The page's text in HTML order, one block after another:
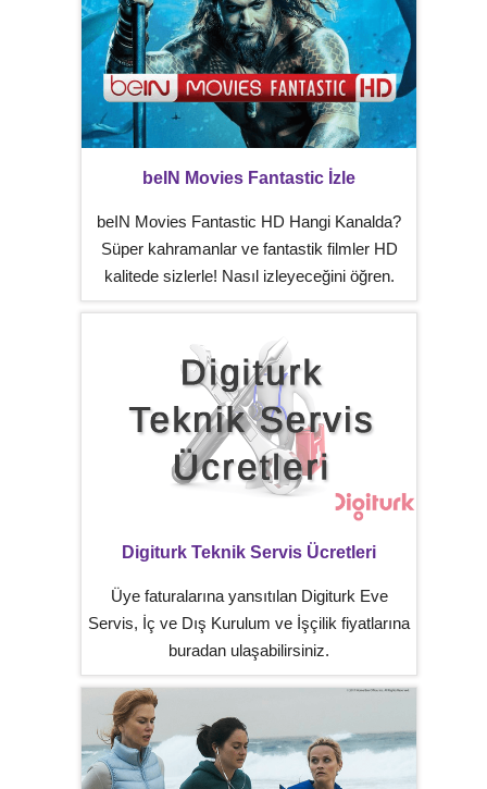
beIN Movies Fantastic İzle
beIN Movies Fantastic HD Hangi Kanalda?
Süper kahramanlar ve fantastik filmler HD
kalitede sizlerle! Nasıl izleyeceğini öğren.
Digiturk Teknik Servis Ücretleri
Üye faturalarına yansıtılan Digiturk Eve
Servis, İç ve Dış Kurulum ve İşçilik fiyatlarına
buradan ulaşabilirsiniz.